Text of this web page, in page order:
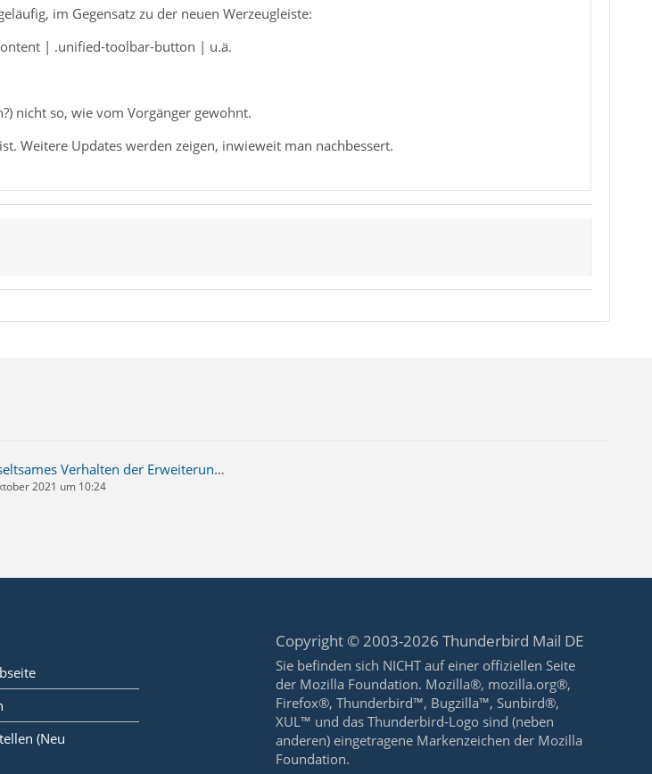
im Gegensatz zu der neuen Werzeugleiste:
| .unified-toolbar-button | u.ä.
nicht so, wie vom Vorgänger gewohnt.
Weitere Updates werden zeigen, inwieweit man nachbessert.
Seit TB 91.x seltsames Verhalten der Erweiterung Identity Chooser 3.1
2021 um 10:24
(Neu
Copyright © 2003-2026 Thunderbird Mail DE
Sie befinden sich NICHT auf einer offiziellen Seite
der Mozilla Foundation. Mozilla®, mozilla.org®,
Firefox®, Thunderbird™, Bugzilla™, Sunbird®,
XUL™ und das Thunderbird-Logo sind (neben
anderen) eingetragene Markenzeichen der Mozilla
Foundation.